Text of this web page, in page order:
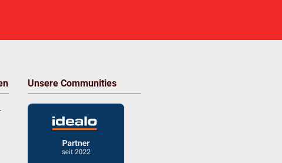
Unsere Communities